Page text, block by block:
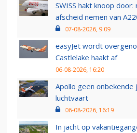
SWISS hakt knoop
afscheid nemen van
07-08-2026, 9:09
easyJet wordt
Castlelake haakt af
06-08-2026, 16:20
Apollo geen onbekende
luchtvaart
06-08-2026, 16:19
In jacht op